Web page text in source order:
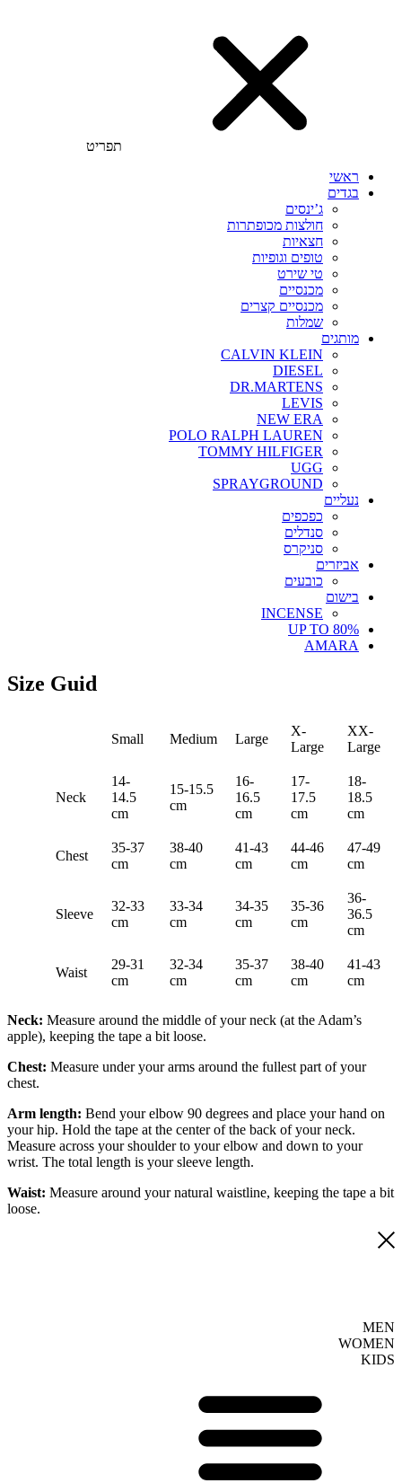
תפריט
ראשי
בגדים
ג’ינסים
חולצות מכופתרות
חצאיות
טופים וגופיות
טי שירט
מכנסיים
מכנסיים קצרים
שמלות
מותגים
CALVIN KLEIN
DIESEL
DR.MARTENS
LEVIS
NEW ERA
POLO RALPH LAUREN
TOMMY HILFIGER
UGG
SPRAYGROUND
נעליים
כפכפים
סנדלים
סניקרס
אביזרים
כובעים
בישום
INCENSE
UP TO 80%
AMARA
Size Guid
Small Medium Large
X-
Large
XX-
Large
Neck
14-
14.5
cm
15-15.5
cm
16-
16.5
cm
17-
17.5
cm
18-
18.5
cm
Chest
35-37
cm
38-40
cm
41-43
cm
44-46
cm
47-49
cm
Sleeve
32-33
cm
33-34
cm
34-35
cm
35-36
cm
36-
36.5
cm
Waist
29-31
cm
32-34
cm
35-37
cm
38-40
cm
41-43
cm
Neck: Measure around the middle of your neck (at the Adam’s
apple), keeping the tape a bit loose.
Chest: Measure under your arms around the fullest part of your
chest.
Arm length: Bend your elbow 90 degrees and place your hand on
your hip. Hold the tape at the center of the back of your neck.
Measure across your shoulder to your elbow and down to your
wrist. The total length is your sleeve length.
Waist: Measure around your natural waistline, keeping the tape a bit
loose.
MEN
WOMEN
KIDS